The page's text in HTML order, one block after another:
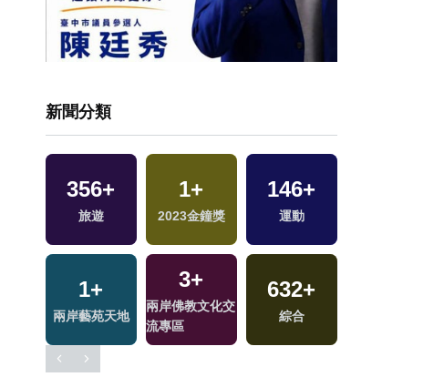
新聞分類
356+
旅遊
1+
2023金鐘獎
146+
運動
1+
兩岸藝苑天地
3+
兩岸佛教文化交
流專區
632+
綜合